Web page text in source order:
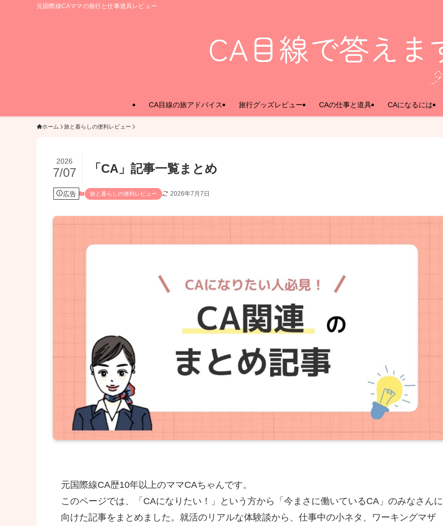
元国際線CAママの旅行と仕事道具レビュー
CA目線の旅アドバイス 旅行グッズレビュー CAの仕事と道具 CAになるには
ホーム 旅と暮らしの便利レビュー
「CA」記事一覧まとめ
2026
7/07
広告 旅と暮らしの便利レビュー 2026年7月7日
元国際線CA歴10年以上のママCAちゃんです。
このページでは、「CAになりたい！」という方から「今まさに働いているCA」のみなさんに
向けた記事をまとめました。就活のリアルな体験談から、仕事中の小ネタ、ワーキングマザ